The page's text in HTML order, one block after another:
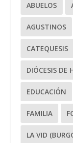
ABUELOS
AGUSTINOS
CATEQUESIS
DIÓCESIS DE
EDUCACIÓN
FAMILIA
LA VID